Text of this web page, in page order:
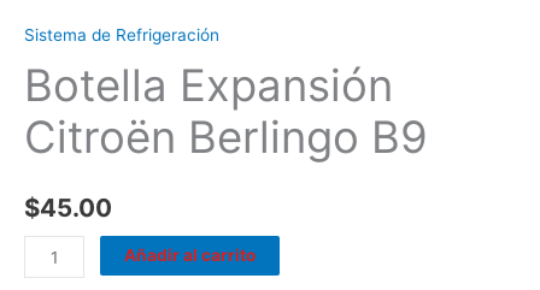
Sistema de Refrigeración
Botella Expansión
Citroën Berlingo B9
$45.00
Añadir al carrito